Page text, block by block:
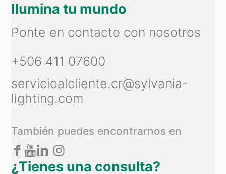
Ilumina tu mundo
Ponte en contacto con nosotros
+506 411 07600
servicioalcliente.cr@sylvania-
lighting.com
También puedes encontrarnos en
¿Tienes una consulta?